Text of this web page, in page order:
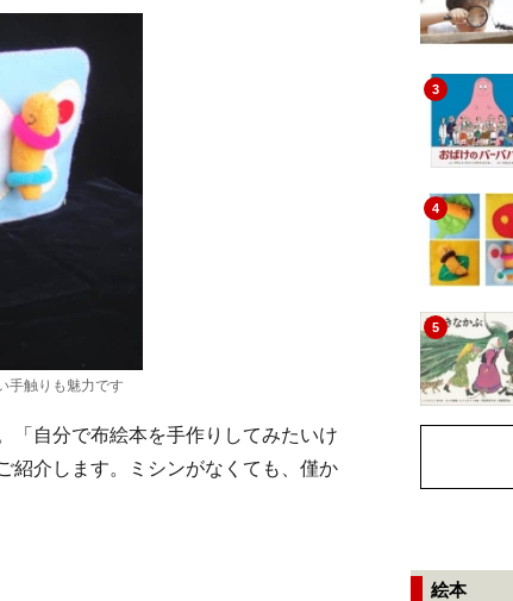
手触りも魅力です
「自分で布絵本を手作りしてみたいけ
介します。ミシンがなくても、僅か
3
4
5
絵本